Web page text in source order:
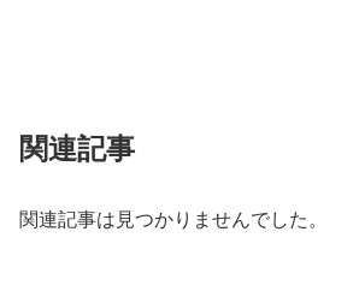
関連記事
関連記事は見つかりませんでした。